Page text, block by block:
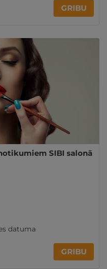
GRIBU
SIBI salonā
datuma
GRIBU